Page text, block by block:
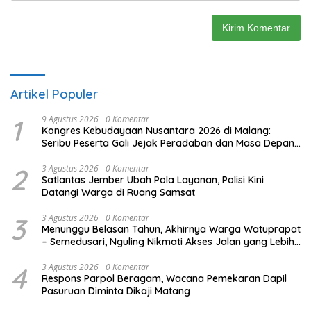
Artikel Populer
1 9 Agustus 2026 0 Komentar
Kongres Kebudayaan Nusantara 2026 di Malang:
Seribu Peserta Gali Jejak Peradaban dan Masa Depan
2 3 Agustus 2026 0 Komentar
Satlantas Jember Ubah Pola Layanan, Polisi Kini
Datangi Warga di Ruang Samsat
3 3 Agustus 2026 0 Komentar
Menunggu Belasan Tahun, Akhirnya Warga Watuprapat
– Semedusari, Nguling Nikmati Akses Jalan yang Lebih
4 3 Agustus 2026 0 Komentar
Respons Parpol Beragam, Wacana Pemekaran Dapil
Pasuruan Diminta Dikaji Matang